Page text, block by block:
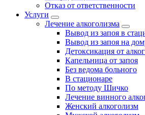
Отказ от ответственности
Услуги
Лечение алкоголизма
Вывод из запоя в
Вывод из запоя на
Детоксикация от
Капельница от запоя
Без ведома больного
В стационаре
По методу Шичко
Лечение винного
Женский алкоголизм